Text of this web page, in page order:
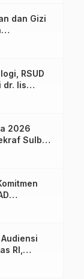
dan Gizi
RSUD
dr. Iis
2026
Sulbar
RI,
bagi